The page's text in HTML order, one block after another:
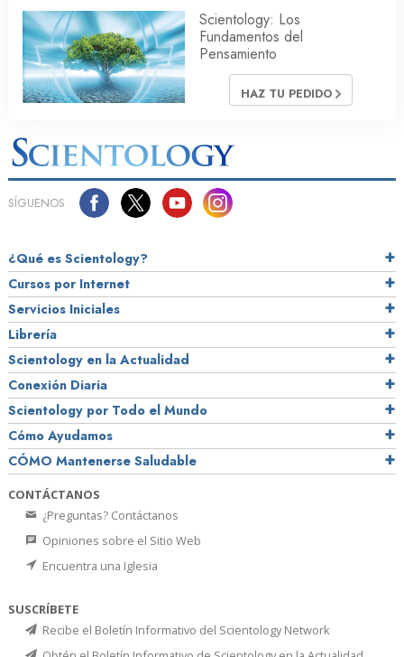
Scientology: Los
Fundamentos del
Pensamiento
HAZ TU PEDIDO
SÍGUENOS
¿Qué es Scientology?
Cursos por Internet
Servicios Iniciales
Librería
Scientology en la Actualidad
Conexión Diaria
Scientology por Todo el Mundo
Cómo Ayudamos
CÓMO Mantenerse Saludable
CONTÁCTANOS
¿Preguntas? Contáctanos
Opiniones sobre el Sitio Web
Encuentra una Iglesia
SUSCRÍBETE
Recibe el Boletín Informativo del Scientology Network